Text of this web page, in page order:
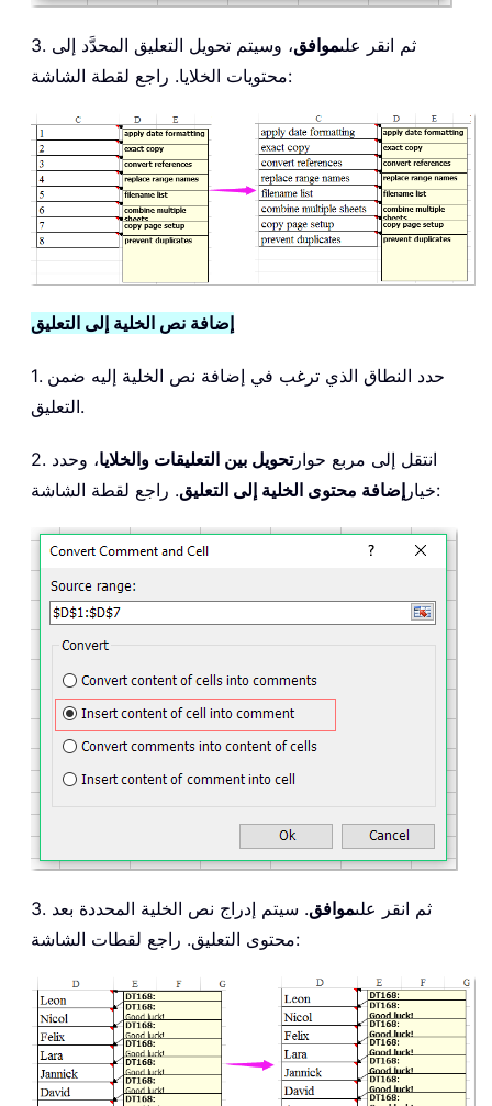
3. ثم انقر علىموافق، وسيتم تحويل التعليق المحدَّد إلى
محتويات الخلايا. راجع لقطة الشاشة:
إضافة نص الخلية إلى التعليق
1. حدد النطاق الذي ترغب في إضافة نص الخلية إليه ضمن
التعليق.
2. انتقل إلى مربع حوارتحويل بين التعليقات والخلايا، وحدد
خيار إضافة محتوى الخلية إلى التعليق . راجع لقطة الشاشة:
3. ثم انقر علىموافق. سيتم إدراج نص الخلية المحددة بعد
محتوى التعليق. راجع لقطات الشاشة: